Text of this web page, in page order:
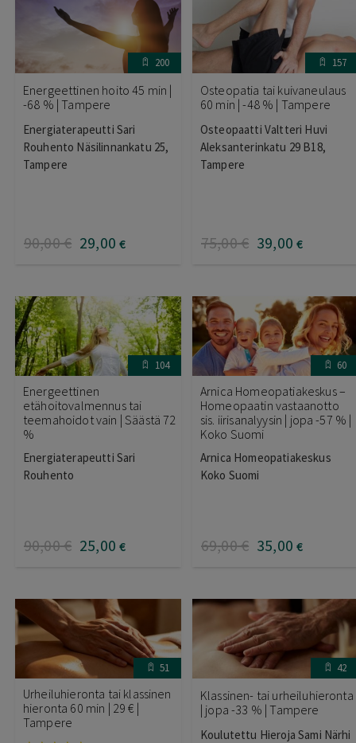
200
Energeettinen hoito 45 min |
-68 % | Tampere
Energiaterapeutti Sari
Rouhento Näsilinnankatu 25,
Tampere
90,00€ 29,00 €
157
Osteopatia tai kuivaneulaus
60 min | -48 % | Tampere
Osteopaatti Valtteri Huvi
Aleksanterinkatu 29 B18,
Tampere
75,00€ 39,00 €
104
Energeettinen
etähoitovalmennus tai
teemahoidot vain | Säästä 72
%
Energiaterapeutti Sari
Rouhento
90,00€ 25,00 €
60
Arnica Homeopatiakeskus –
Homeopaatin vastaanotto
sis. iirisanalyysin | jopa -57 % |
Koko Suomi
Arnica Homeopatiakeskus
Koko Suomi
69,00€ 35,00 €
51
Urheiluhieronta tai klassinen
hieronta 60 min | 29 € |
Tampere
42
Klassinen- tai urheiluhieronta
| jopa -33 % | Tampere
Koulutettu Hieroja Sami Närhi